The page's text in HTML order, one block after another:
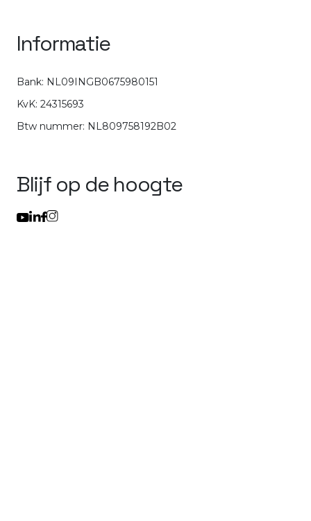
Informatie
Bank: NL09INGB0675980151
KvK: 24315693
Btw nummer: NL809758192B02
Blijf op de hoogte